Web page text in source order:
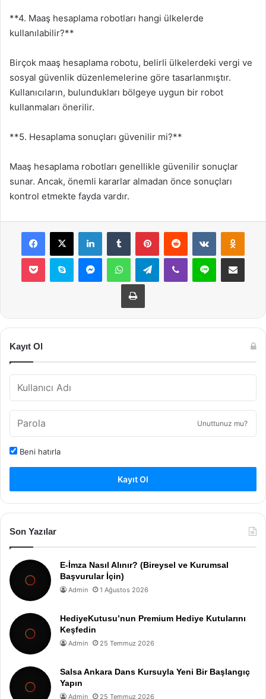
**4. Maaş hesaplama robotları hangi ülkelerde
kullanılabilir?**
Birçok maaş hesaplama robotu, belirli ülkelerdeki vergi ve
sosyal güvenlik düzenlemelerine göre tasarlanmıştır.
Kullanıcıların, bulundukları bölgeye uygun bir robot
kullanmaları önerilir.
**5. Hesaplama sonuçları güvenilir mi?**
Maaş hesaplama robotları genellikle güvenilir sonuçlar
sunar. Ancak, önemli kararlar almadan önce sonuçları
kontrol etmekte fayda vardır.
Facebook
X LinkedInTumblr PinterestReddit VKontakte
Pocket Skype MessengerWhatsAppTelegramViber Line E-Posta ile
Yazdır
Kayıt Ol
Unuttunuz mu?
Beni hatırla
Kayıt Ol
Son Yazılar
E-İmza Nasıl Alınır? (Bireysel ve Kurumsal
Başvurular İçin)
Admin 1 Ağustos 2026
HediyeKutusu’nun Premium Hediye Kutularını
Keşfedin
Admin 25 Temmuz 2026
Salsa Ankara Dans Kursuyla Yeni Bir Başlangıç
Yapın
Admin 25 Temmuz 2026